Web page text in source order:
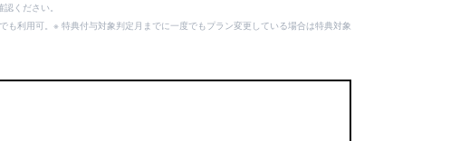
ください。
利用可。※ 特典付与対象判定月までに一度でもプラン変更している場合は特典対象